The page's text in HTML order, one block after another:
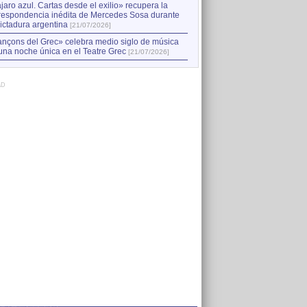
azul. Cartas desde el exilio» recupera la
inédita de Mercedes Sosa durante
argentina [21/07/2026]
del Grec» celebra medio siglo de música
noche única en el Teatre Grec [21/07/2026]